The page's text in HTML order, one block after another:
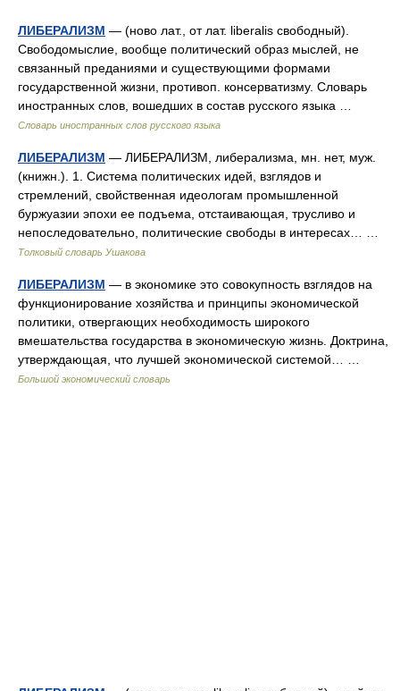
ЛИБЕРАЛИЗМ — (ново лат., от лат. liberalis свободный).
Свободомыслие, вообще политический образ мыслей, не
связанный преданиями и существующими формами
государственной жизни, противоп. консерватизму. Словарь
иностранных слов, вошедших в состав русского языка …
Словарь иностранных слов русского языка
ЛИБЕРАЛИЗМ — ЛИБЕРАЛИЗМ, либерализма, мн. нет, муж.
(книжн.). 1. Система политических идей, взглядов и
стремлений, свойственная идеологам промышленной
буржуазии эпохи ее подъема, отстаивающая, трусливо и
непоследовательно, политические свободы в интересах… …
Толковый словарь Ушакова
ЛИБЕРАЛИЗМ — в экономике это совокупность взглядов на
функционирование хозяйства и принципы экономической
политики, отвергающих необходимость широкого
вмешательства государства в экономическую жизнь. Доктрина,
утверждающая, что лучшей экономической системой… …
Большой экономический словарь